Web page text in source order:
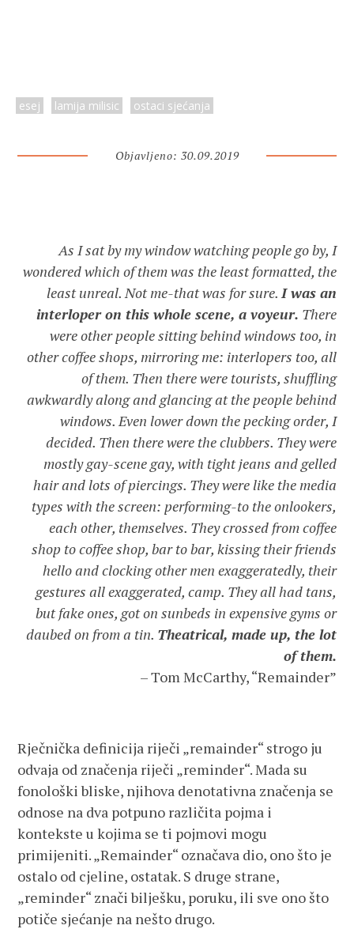
esej lamija milisic ostaci sjećanja
Objavljeno: 30.09.2019
As I sat by my window watching people go by, I
wondered which of them was the least formatted, the
least unreal. Not me-that was for sure.I was an
interloper on this whole scene, a voyeur. There
were other people sitting behind windows too, in
other coffee shops, mirroring me: interlopers too, all
of them. Then there were tourists, shuffling
awkwardly along and glancing at the people behind
windows. Even lower down the pecking order, I
decided. Then there were the clubbers. They were
mostly gay-scene gay, with tight jeans and gelled
hair and lots of piercings. They were like the media
types with the screen: performing-to the onlookers,
each other, themselves. They crossed from coffee
shop to coffee shop, bar to bar, kissing their friends
hello and clocking other men exaggeratedly, their
gestures all exaggerated, camp. They all had tans,
but fake ones, got on sunbeds in expensive gyms or
daubed on from a tin. Theatrical, made up, the lot
of them.
– Tom McCarthy, “Remainder”
Rječnička definicija riječi „remainder“ strogo ju
odvaja od značenja riječi „reminder“. Mada su
fonološki bliske, njihova denotativna značenja se
odnose na dva potpuno različita pojma i
kontekste u kojima se ti pojmovi mogu
primijeniti. „Remainder“ označava dio, ono što je
ostalo od cjeline, ostatak. S druge strane,
„reminder“ znači bilješku, poruku, ili sve ono što
potiče sjećanje na nešto drugo.